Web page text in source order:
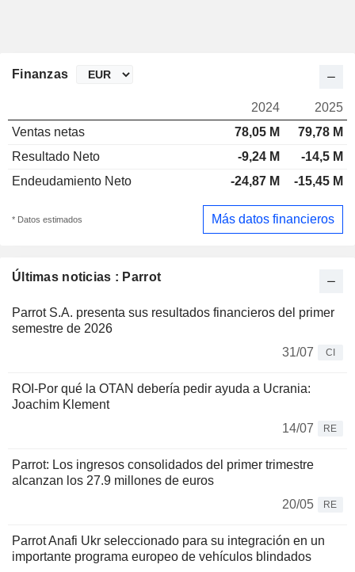
Últimas noticias : Parrot
Parrot S.A. presenta sus resultados financieros del primer
semestre de 2026
31/07
CI
ROI-Por qué la OTAN debería pedir ayuda a Ucrania:
Joachim Klement
14/07
RE
Parrot: Los ingresos consolidados del primer trimestre
alcanzan los 27.9 millones de euros
20/05
RE
Parrot Anafi Ukr seleccionado para su integración en un
importante programa europeo de vehículos blindados
Finanzas
2024
2025
Ventas netas
78,05 M
79,78 M
Resultado Neto
-9,24 M
-14,5 M
Endeudamiento Neto
-24,87 M -15,45 M
* Datos estimados Más datos financieros